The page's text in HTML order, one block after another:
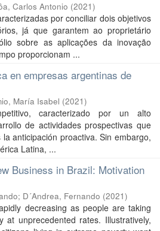
Carlos Antonio (2021)
por conciliar dois objetivos
já que garantem ao proprietário
sobre as aplicações da inovação
proporcionam ...
en empresas argentinas de
María Isabel (2021)
caracterizado por un alto
de actividades prospectivas que
anticipación proactiva. Sin embargo,
Latina, ...
Business in Brazil: Motivation
; D´Andrea, Fernando (2021)
decreasing as people are taking
at unprecedented rates. Illustratively,